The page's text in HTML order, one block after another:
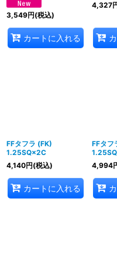
3,549円(税込)
カートに入れる
4,327
FFタフラ (FK)
1.25SQ×2C
4,140円(税込)
カートに入れる
FFタフ
4,994